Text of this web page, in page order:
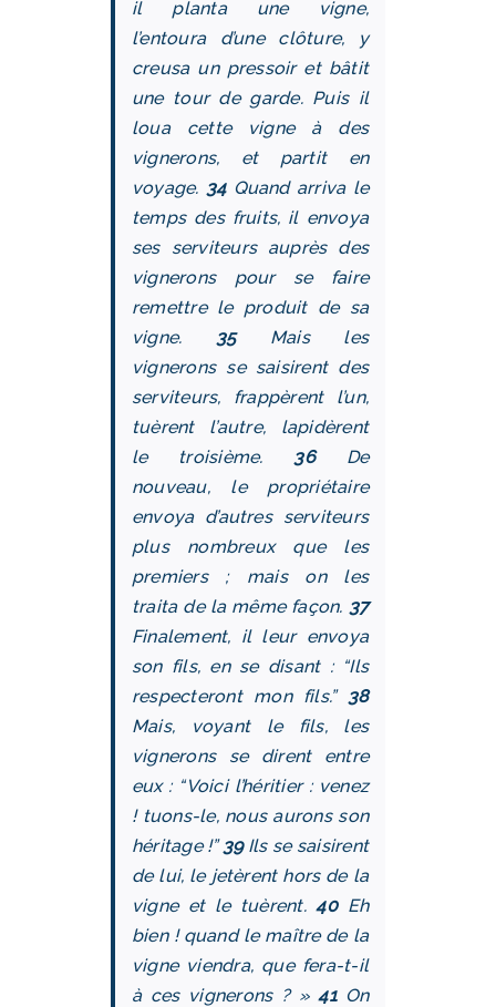
il planta une vigne,
l’entoura d’une clôture, y
creusa un pressoir et bâtit
une tour de garde. Puis il
loua cette vigne à des
vignerons, et partit en
voyage. 34Quand arriva le
temps des fruits, il envoya
ses serviteurs auprès des
vignerons pour se faire
remettre le produit de sa
vigne. 35Mais les
vignerons se saisirent des
serviteurs, frappèrent l’un,
tuèrent l’autre, lapidèrent
le troisième. 36De
nouveau, le propriétaire
envoya d’autres serviteurs
plus nombreux que les
premiers ; mais on les
traita de la même façon. 37
Finalement, il leur envoya
son fils, en se disant : “Ils
respecteront mon fils.” 38
Mais, voyant le fils, les
vignerons se dirent entre
eux : “Voici l’héritier : venez
! tuons-le, nous aurons son
héritage !”39Ils se saisirent
de lui, le jetèrent hors de la
vigne et le tuèrent.40Eh
bien ! quand le maître de la
vigne viendra, que fera-t-il
à ces vignerons ? »41On